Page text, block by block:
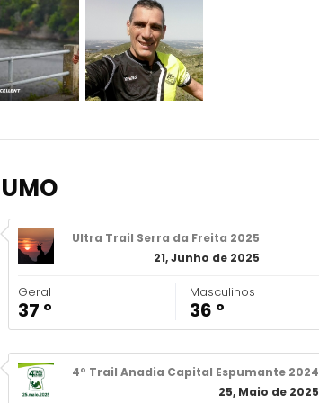
Ultra Trail Serra da Freita 2025
21, Junho de 2025
Geral
37 º
Masculinos
36 º
4º Trail Anadia Capital Espumante 2024
25, Maio de 2025